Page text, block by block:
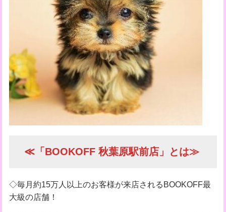
≪「BOOKOFF 秋葉原駅前店」とは≫
◇毎月約15万人以上のお客様が来店されるBOOKOFF最
大級の店舗！